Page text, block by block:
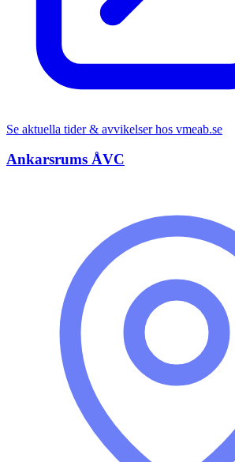
Se aktuella tider & avvikelser hos vmeab.se
Ankarsrums ÅVC